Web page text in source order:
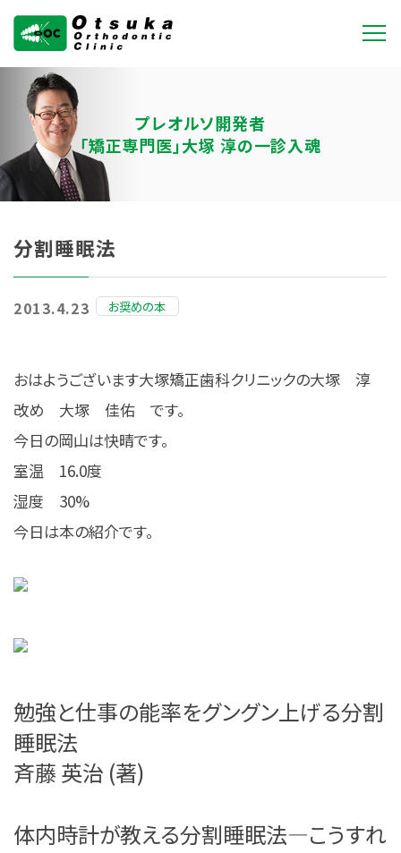
大塚矯正歯科クリニ
ック
プレオルソ開発者
「矯正専門医」大塚 淳の一診入魂
分割睡眠法
2013.4.23 お奨めの本
おはようございます大塚矯正歯科クリニックの大塚 淳
改め 大塚 佳佑 です。
今日の岡山は快晴です。
室温 16.0度
湿度 30%
今日は本の紹介です。
勉強と仕事の能率をグングン上げる分割
睡眠法
斉藤 英治 (著)
体内時計が教える分割睡眠法―こうすれ